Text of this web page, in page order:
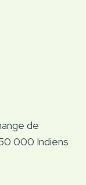
de
000 Indiens